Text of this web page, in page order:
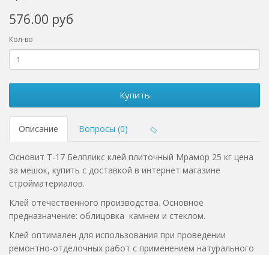
576.00 руб
Кол-во
Купить
Описание Вопросы (0)
Основит Т-17 Белпликс клей плиточный Мрамор 25 кг цена
за мешок, купить с доставкой в интернет магазине
стройматериалов.
Клей отечественного производства. Основное
предназначение: облицовка камнем и стеклом.
Клей оптимален для использования при проведении
ремонтно-отделочных работ с применением натурального